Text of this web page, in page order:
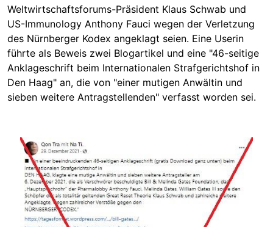
Weltwirtschaftsforums-Präsident Klaus Schwab und
US-Immunology Anthony Fauci wegen der Verletzung
des Nürnberger Kodex angeklagt seien. Eine Userin
führte als Beweis zwei Blogartikel und eine "46-seitige
Anklageschrift beim Internationalen Strafgerichtshof in
Den Haag" an, die von "einer mutigen Anwältin und
sieben weitere Antragstellenden" verfasst worden sei.
Image